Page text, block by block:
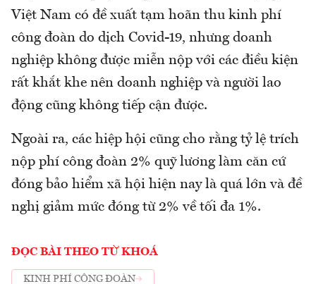
Việt Nam có đề xuất tạm hoãn thu kinh phí
công đoàn do dịch Covid-19, nhưng doanh
nghiệp không được miễn nộp với các điều kiện
rất khắt khe nên doanh nghiệp và người lao
động cũng không tiếp cận được.
Ngoài ra, các hiệp hội cũng cho rằng tỷ lệ trích
nộp phí công đoàn 2% quỹ lương làm căn cứ
đóng bảo hiểm xã hội hiện nay là quá lớn và đề
nghị giảm mức đóng từ 2% về tối đa 1%.
ĐỌC BÀI THEO TỪ KHOÁ
KINH PHÍ CÔNG ĐOÀN